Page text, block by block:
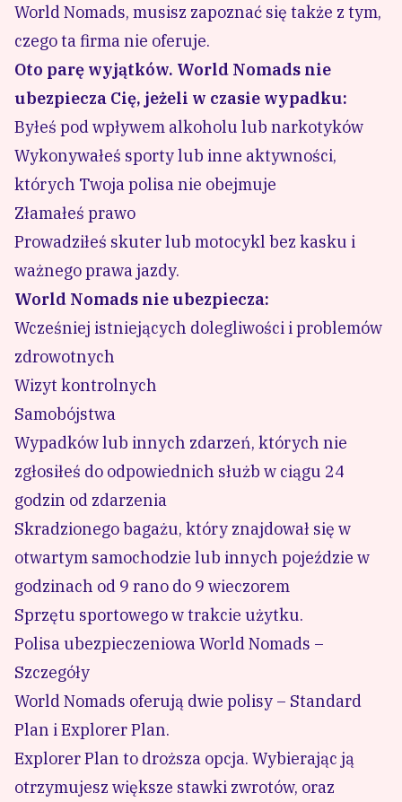
World Nomads, musisz zapoznać się także z tym,
czego ta firma nie oferuje.
Oto parę wyjątków. World Nomads nie
ubezpiecza Cię, jeżeli w czasie wypadku:
Byłeś pod wpływem alkoholu lub narkotyków
Wykonywałeś sporty lub inne aktywności,
których Twoja polisa nie obejmuje
Złamałeś prawo
Prowadziłeś skuter lub motocykl bez kasku i
ważnego prawa jazdy.
World Nomads nie ubezpiecza:
Wcześniej istniejących dolegliwości i problemów
zdrowotnych
Wizyt kontrolnych
Samobójstwa
Wypadków lub innych zdarzeń, których nie
zgłosiłeś do odpowiednich służb w ciągu 24
godzin od zdarzenia
Skradzionego bagażu, który znajdował się w
otwartym samochodzie lub innych pojeździe w
godzinach od 9 rano do 9 wieczorem
Sprzętu sportowego w trakcie użytku.
Polisa ubezpieczeniowa World Nomads –
Szczegóły
World Nomads oferują dwie polisy – Standard
Plan i Explorer Plan.
Explorer Plan to droższa opcja. Wybierając ją
otrzymujesz większe stawki zwrotów, oraz